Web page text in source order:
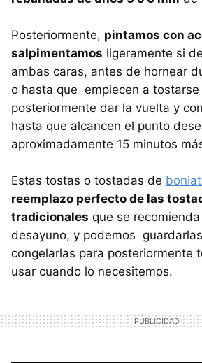
Posteriormente, pintamos con
salpimentamos ligeramente si
ambas caras, antes de hornear
o hasta que empiecen a tostarse
posteriormente dar la vuelta y
hasta que alcancen el punto
aproximadamente 15 minutos
Estas tostas o tostadas de
reemplazo perfecto de las
tradicionales que se
desayuno, y podemos
congelarlas para posteriormente
usar cuando lo necesitemos.